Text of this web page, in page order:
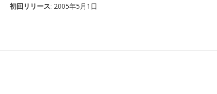
初回リリース: 2005年5月1日